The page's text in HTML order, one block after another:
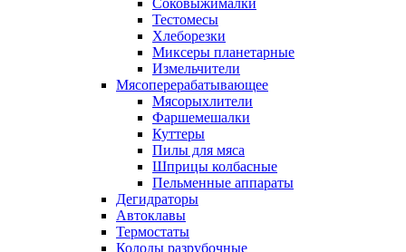
Соковыжималки
Тестомесы
Хлеборезки
Миксеры планетарные
Измельчители
Мясоперерабатывающее
Мясорыхлители
Фаршемешалки
Куттеры
Пилы для мяса
Шприцы колбасные
Пельменные аппараты
Дегидраторы
Автоклавы
Термостаты
Колоды разрубочные